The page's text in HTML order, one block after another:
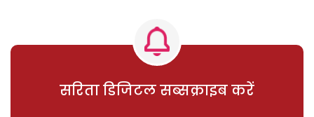
सरिता डिजिटल सब्सक्राइब करें